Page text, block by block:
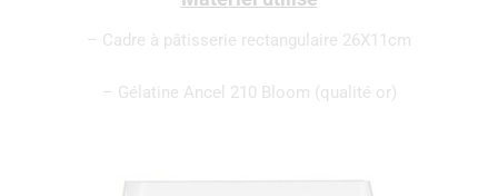
– Cadre à pâtisserie rectangulaire 26X11cm
– Gélatine Ancel 210 Bloom (qualité or)